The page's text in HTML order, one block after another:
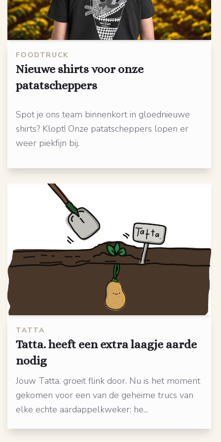
FOODTRUCK
Nieuwe shirts voor onze
patatscheppers
Spot je ons team binnenkort in gloednieuwe
shirts? Klopt! Onze patatscheppers lopen er
weer piekfijn bij.
TATTA
Tatta. heeft een extra laagje aarde
nodig
Jouw Tatta. groeit flink door. Nu is het moment
gekomen voor een van de geheime trucs van
elke echte aardappelkweker: he...